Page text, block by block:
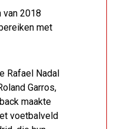
van 2018
met
Rafael Nadal
Garros,
maakte
voetbalveld